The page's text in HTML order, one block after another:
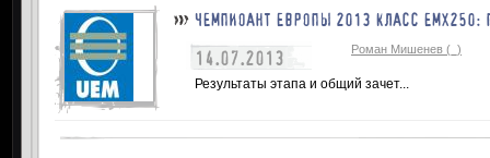
ЧЕМПИОАНТ ЕВРОПЫ 2013 КЛАСС
14.07.2013 Роман Мишенев (_)
Результаты этапа и общий зачет...